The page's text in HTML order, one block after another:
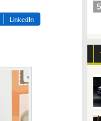
LinkedIn